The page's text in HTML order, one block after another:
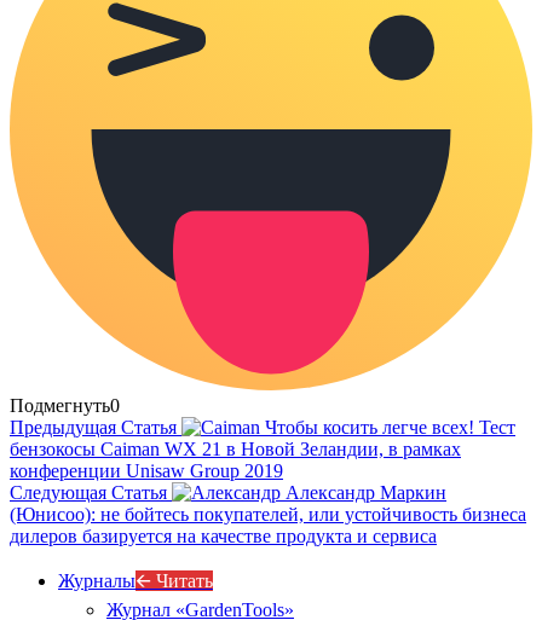
Подмегнуть0
Предыдущая Статья
Чтобы косить легче всех! Тест
бензокосы Caiman WX 21 в Новой Зеландии, в рамках
конференции Unisaw Group 2019
Следующая Статья
Александр Маркин
(Юнисоо): не бойтесь покупателей, или устойчивость бизнеса
дилеров базируется на качестве продукта и сервиса
Журналы🡨 Читать
Журнал «GardenTools»